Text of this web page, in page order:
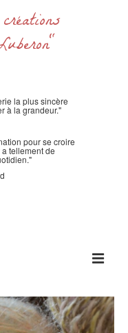
la plus sincère
à la grandeur."
pour se croire
tellement de